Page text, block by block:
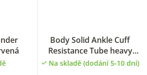
Body Solid Ankle Cuff
Resistance Tube heavy
guma na cvičení
Na skladě (dodání 5-10 dní)